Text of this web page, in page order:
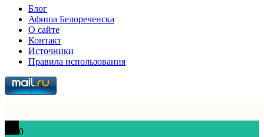
Блог
Афиша Белореченска
О сайте
Контакт
Источники
Правила использования
0